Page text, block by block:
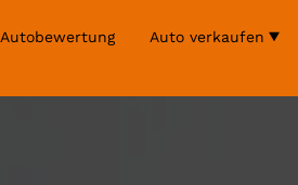
Autobewertung Auto verkaufen